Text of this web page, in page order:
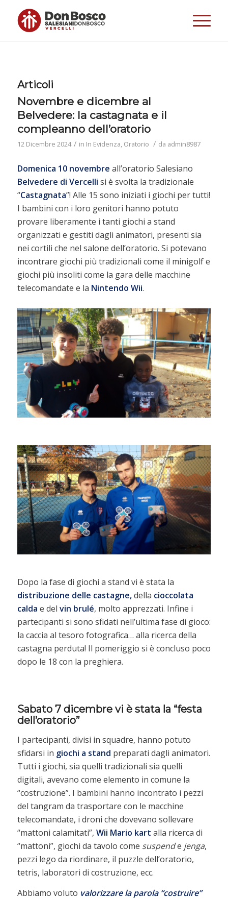
Articoli
Novembre e dicembre al
Belvedere: la castagnata e il
compleanno dell’oratorio
12 Dicembre 2024 / in In Evidenza, Oratorio / da admin8987
Domenica 10 novembre all’oratorio Salesiano
Belvedere di Vercelli si è svolta la tradizionale
“Castagnata”! Alle 15 sono iniziati i giochi per tutti!
I bambini con i loro genitori hanno potuto
provare liberamente i tanti giochi a stand
organizzati e gestiti dagli animatori, presenti sia
nei cortili che nel salone dell’oratorio. Si potevano
incontrare giochi più tradizionali come il minigolf e
giochi più insoliti come la gara delle macchine
telecomandate e la Nintendo Wii.
Dopo la fase di giochi a stand vi è stata la
distribuzione delle castagne,della cioccolata
calda e del vin brulé, molto apprezzati. Infine i
partecipanti si sono sfidati nell’ultima fase di gioco:
la caccia al tesoro fotografica… alla ricerca della
castagna perduta! Il pomeriggio si è concluso poco
dopo le 18 con la preghiera.
Sabato 7 dicembre vi è stata la “festa
dell’oratorio”
I partecipanti, divisi in squadre, hanno potuto
sfidarsi in giochi a stand preparati dagli animatori.
Tutti i giochi, sia quelli tradizionali sia quelli
digitali, avevano come elemento in comune la
“costruzione”. I bambini hanno incontrato i pezzi
del tangram da trasportare con le macchine
telecomandate, i droni che dovevano sollevare
“mattoni calamitati”, Wii Mario kart alla ricerca di
“mattoni”, giochi da tavolo come suspende jenga,
pezzi lego da riordinare, il puzzle dell’oratorio,
tetris, laboratori di costruzione, ecc.
Abbiamo voluto valorizzare la parola “costruire”